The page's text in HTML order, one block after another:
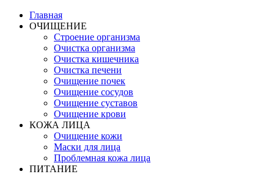
Главная
ОЧИЩЕНИЕ
Строение организма
Очистка организма
Очистка кишечника
Очистка печени
Очищение почек
Очищение сосудов
Очищение суставов
Очищение крови
КОЖА ЛИЦА
Очищение кожи
Маски для лица
Проблемная кожа лица
ПИТАНИЕ